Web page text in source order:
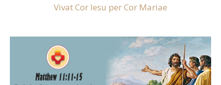
Vivat Cor Iesu per Cor Mariae